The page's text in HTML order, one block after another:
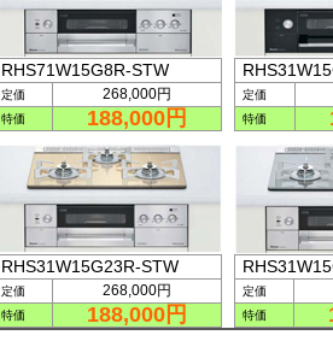
RHS71W15G8R-STW
定価 268,000円
特価 188,000円
定価
特価
RHS31W15G23R-STW
定価 268,000円
特価 188,000円
定価
特価